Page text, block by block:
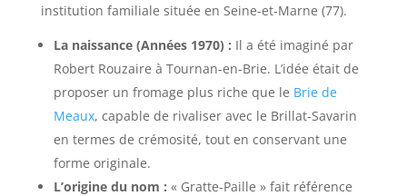
institution familiale située en Seine-et-Marne (77).
La naissance (Années 1970) : Il a été imaginé par
Robert Rouzaire à Tournan-en-Brie. L’idée était de
proposer un fromage plus riche que le Brie de
Meaux, capable de rivaliser avec le Brillat-Savarin
en termes de crémosité, tout en conservant une
forme originale.
L’origine du nom : « Gratte-Paille » fait référence